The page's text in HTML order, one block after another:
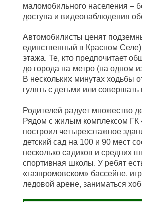
маломобильного населения –
доступа и видеонаблюдения
Автомобилисты ценят
единственный в Красном
этажа. Те, кто предпочитает
до города на метро (на одном
В нескольких минутах ходьбы
гулять с детьми или
Родителей радует множество
Рядом с жилым комплексом ГК
построил четырехэтажное
детский сад на 100 и 90 мест
несколько садиков и средних
спортивная школы. У ребят
«газпромовском» бассейне,
ледовой арене, заниматься